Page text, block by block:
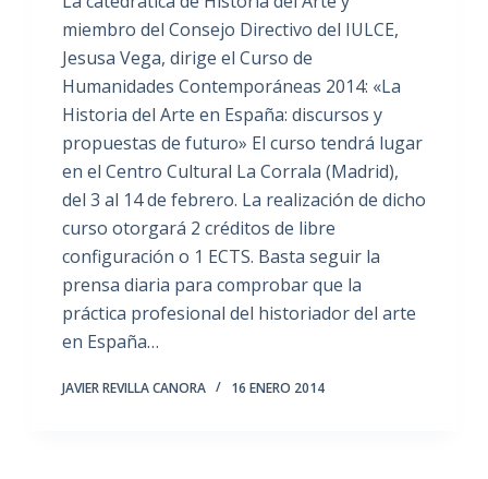
miembro del Consejo Directivo del IULCE,
Jesusa Vega, dirige el Curso de
Humanidades Contemporáneas 2014: «La
Historia del Arte en España: discursos y
propuestas de futuro» El curso tendrá lugar
en el Centro Cultural La Corrala (Madrid),
del 3 al 14 de febrero. La realización de dicho
curso otorgará 2 créditos de libre
configuración o 1 ECTS. Basta seguir la
prensa diaria para comprobar que la
práctica profesional del historiador del arte
en España…
JAVIER REVILLA CANORA 16 ENERO 2014